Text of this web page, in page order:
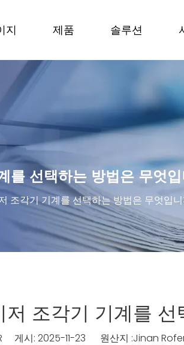
지 제품 솔루션
를 선택하는 방법은 무엇
조각기 기계를 선택하는 방법은 무엇입
조각기 기계를
게시: 2025-11-23 원산지 :Jinan